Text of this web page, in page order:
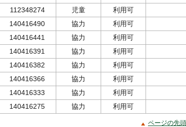
112348274 児童
利用可
140416490 協力
利用可
140416441 協力
利用可
140416391 協力
利用可
140416382 協力
利用可
140416366 協力
利用可
140416333 協力
利用可
140416275 協力 利用可
ページの先